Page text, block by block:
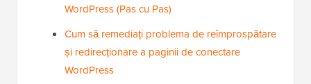
WordPress (Pas cu Pas)
Cum să remediați problema de reîmprospătare
și redirecționare a paginii de conectare
WordPress